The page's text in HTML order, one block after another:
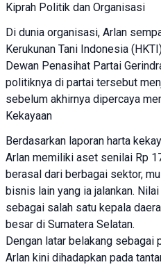
Kiprah Politik dan Organisasi
Di dunia organisasi, Arlan
Kerukunan Tani Indonesia
Dewan Penasihat Partai
politiknya di partai tersebut
sebelum akhirnya dipercaya
Kekayaan
Berdasarkan laporan harta
Arlan memiliki aset senilai Rp
berasal dari berbagai sektor,
bisnis lain yang ia jalankan.
sebagai salah satu kepala
besar di Sumatera Selatan.
Dengan latar belakang
Arlan kini dihadapkan pada